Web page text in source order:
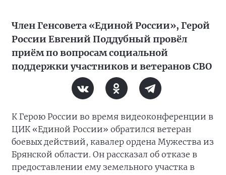
Член Генсовета «Единой России», Герой
России Евгений Поддубный провёл
приём по вопросам социальной
поддержки участников и ветеранов СВО
К Герою России во время видеоконференции в
ЦИК «Единой России» обратился ветеран
боевых действий, кавалер ордена Мужества из
Брянской области. Он рассказал об отказе в
предоставлении ему земельного участка в